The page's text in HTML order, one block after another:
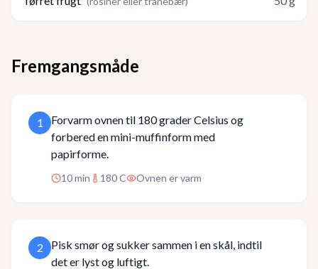
Fremgangsmåde
1
Forvarm ovnen til 180 grader Celsius og
forbered en mini-muffinform med
papirforme.
10min 180 C Ovnen er varm
2
Pisk smør og sukker sammen i en skål, indtil
det er lyst og luftigt.